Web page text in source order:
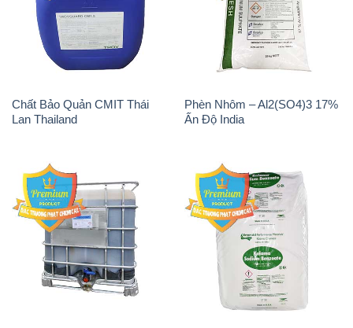
Chất Bảo Quản CMIT Thái
Lan Thailand
Phèn Nhôm – Al2(SO4)3 17%
Ấn Độ India